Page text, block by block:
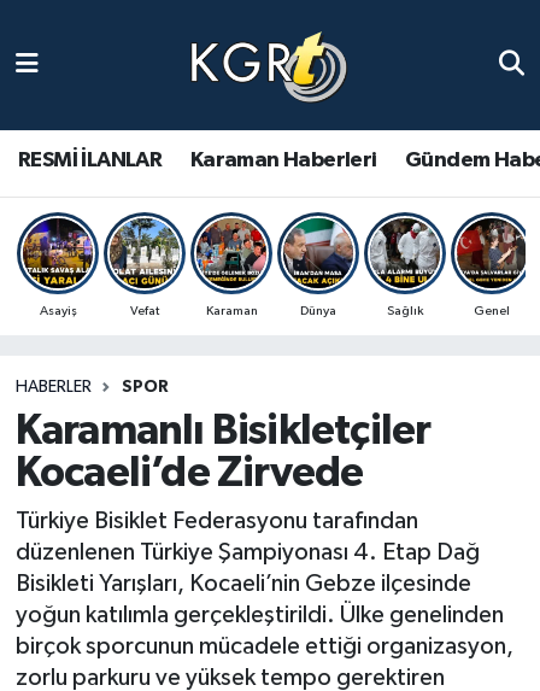
RESMİ İLANLAR Karaman Haberleri Gündem
Asayiş Vefat Karaman Dünya Sağlık Genel
HABERLER SPOR
Karamanlı Bisikletçiler
Kocaeli’de Zirvede
Türkiye Bisiklet Federasyonu tarafından
düzenlenen Türkiye Şampiyonası 4. Etap Dağ
Bisikleti Yarışları, Kocaeli’nin Gebze ilçesinde
yoğun katılımla gerçekleştirildi. Ülke genelinden
birçok sporcunun mücadele ettiği organizasyon,
zorlu parkuru ve yüksek tempo gerektiren
Gündem Haberleri
Güncel Haberler
Spor Haberleri
Ulusal Haberler
Vefat Edenler